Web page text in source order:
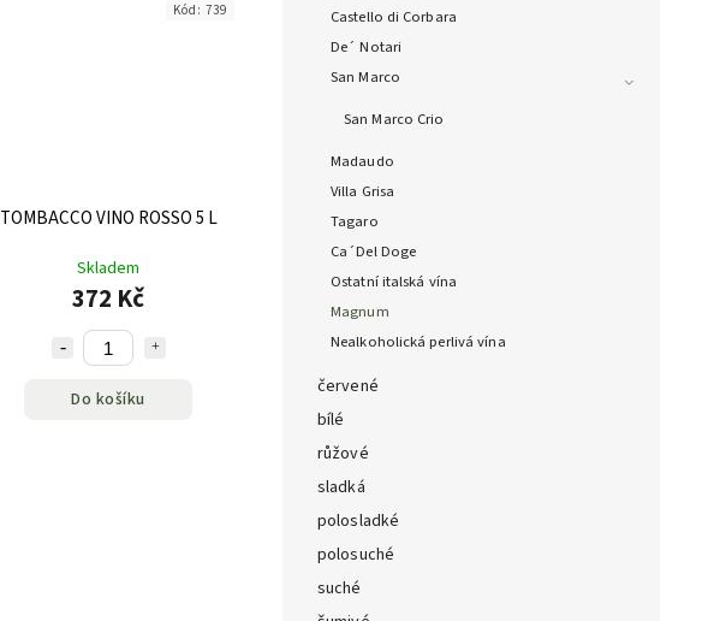
Castello di Corbara
De´ Notari
San Marco
San Marco Crio
Madaudo
Villa Grisa
Tagaro
Ca´Del Doge
Ostatní italská vína
Magnum
Nealkoholická perlivá vína
červené
bílé
růžové
sladká
polosladké
polosuché
suché
TOMBACCO VINO ROSSO 5 L
Skladem
372 Kč
Do košíku
Kód: 739